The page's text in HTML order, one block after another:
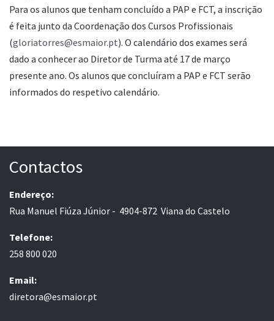
Para os alunos que tenham concluído a PAP e FCT, a inscrição
é feita junto da Coordenação dos Cursos Profissionais
(gloriatorres@esmaior.pt). O calendário dos exames será
dado a conhecer ao Diretor de Turma até 17 de março
presente ano. Os alunos que concluíram a PAP e FCT serão
informados do respetivo calendário.
Contactos
Endereço:
Rua Manuel Fiúza Júnior - 4904-872 Viana do Castelo
Telefone:
258 800 020
Email:
diretora@esmaior.pt